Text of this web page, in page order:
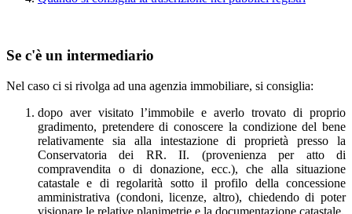
Se c'è un intermediario
Nel caso ci si rivolga ad una agenzia immobiliare, si consiglia:
dopo aver visitato l’immobile e averlo trovato di proprio
gradimento, pretendere di conoscere la condizione del bene
relativamente sia alla intestazione di proprietà presso la
Conservatoria dei RR. II. (provenienza per atto di
compravendita o di donazione, ecc.), che alla situazione
catastale e di regolarità sotto il profilo della concessione
amministrativa (condoni, licenze, altro), chiedendo di poter
visionare le relative planimetrie e la documentazione catastale.